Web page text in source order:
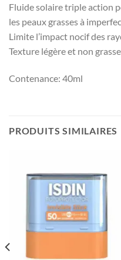
Fluide solaire triple action
les peaux grasses à
Limite l’impact nocif des
Texture légère et non
Contenance: 40ml
PRODUITS SIMILAIRES